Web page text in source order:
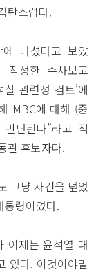
탄스럽다.
나섰다고 보았
성한 수사보고
관련성 검토’에
MBC에 대해 (중
단된다”라고 적
관 후보자다.
그냥 사건을 덮었
통령이었다.
이제는 윤석열 대
있다. 이것이야말